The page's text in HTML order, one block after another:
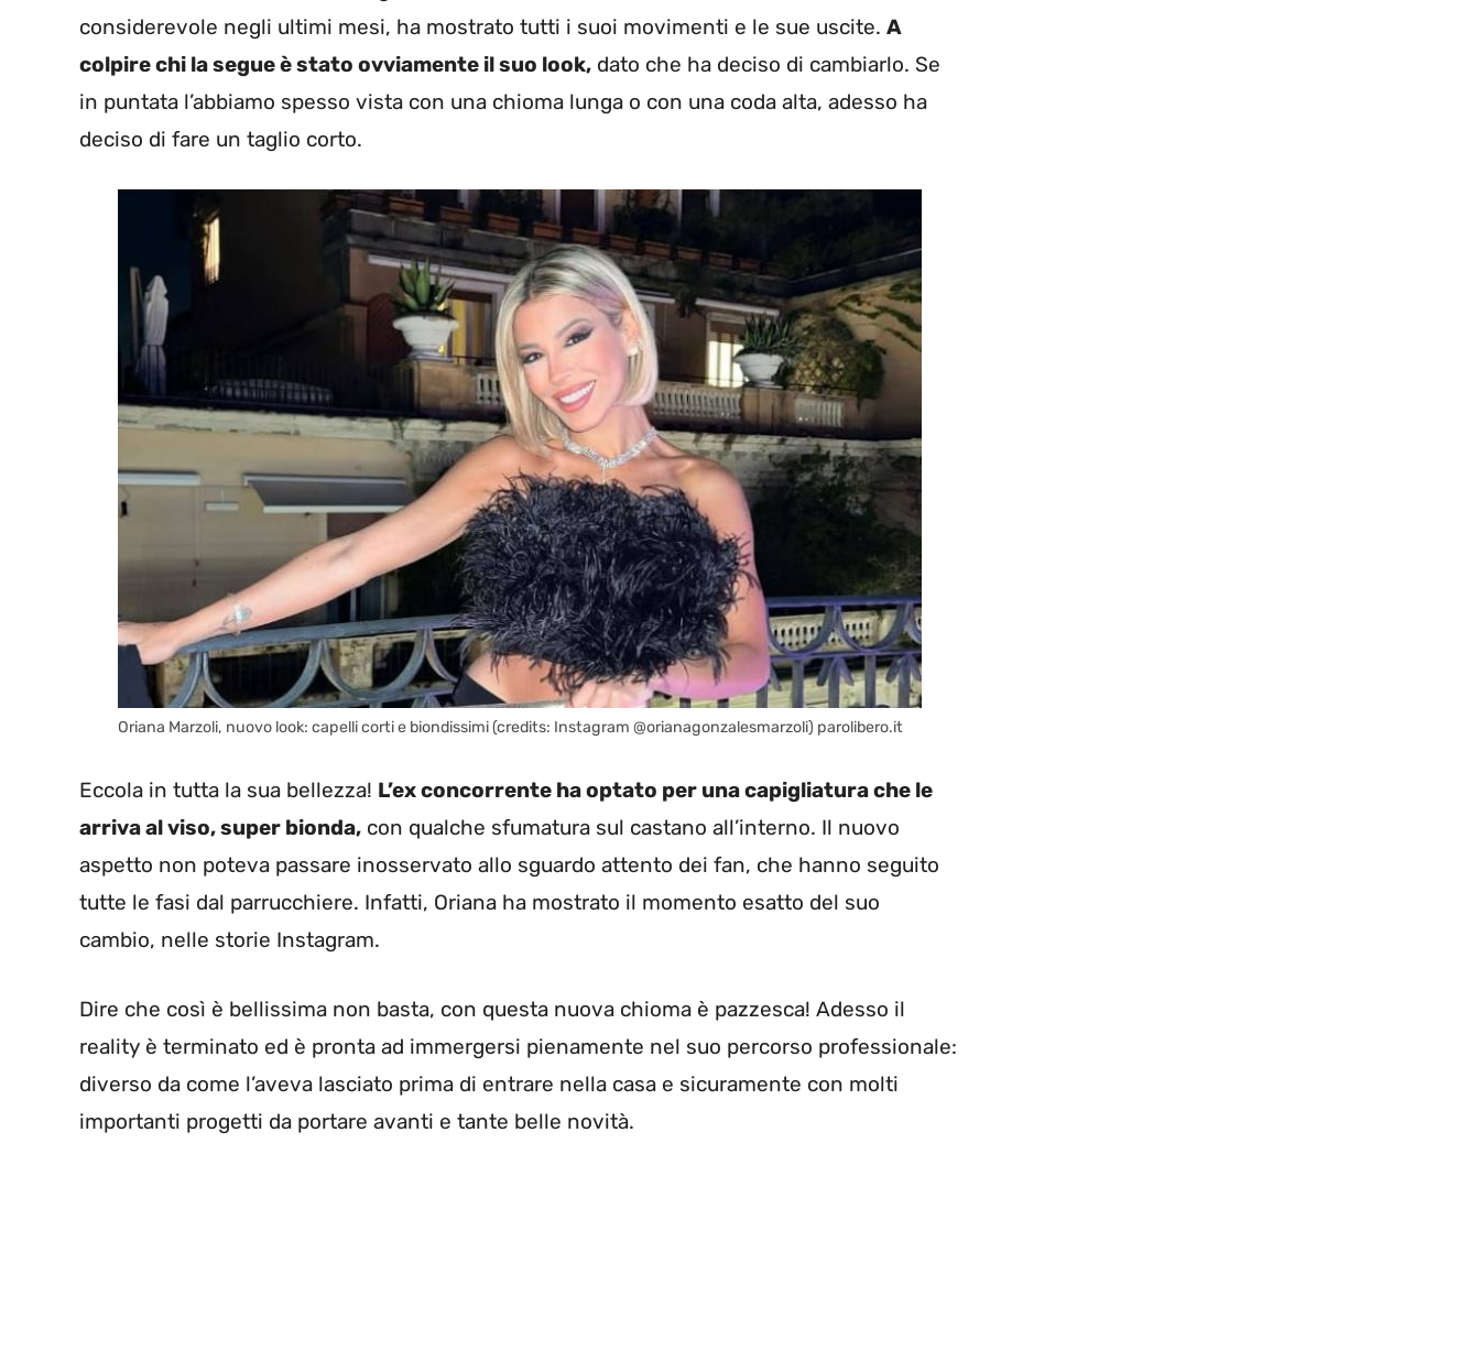
considerevole negli ultimi mesi, ha mostrato tutti i suoi movimenti e le sue uscite. A
colpire chi la segue è stato ovviamente il suo look, dato che ha deciso di cambiarlo. Se
in puntata l’abbiamo spesso vista con una chioma lunga o con una coda alta, adesso ha
deciso di fare un taglio corto.
Oriana Marzoli, nuovo look: capelli corti e biondissimi (credits: Instagram @orianagonzalesmarzoli) parolibero.it
Eccola in tutta la sua bellezza! L’ex concorrente ha optato per una capigliatura che le
arriva al viso, super bionda, con qualche sfumatura sul castano all’interno. Il nuovo
aspetto non poteva passare inosservato allo sguardo attento dei fan, che hanno seguito
tutte le fasi dal parrucchiere. Infatti, Oriana ha mostrato il momento esatto del suo
cambio, nelle storie Instagram.
Dire che così è bellissima non basta, con questa nuova chioma è pazzesca! Adesso il
reality è terminato ed è pronta ad immergersi pienamente nel suo percorso professionale:
diverso da come l’aveva lasciato prima di entrare nella casa e sicuramente con molti
importanti progetti da portare avanti e tante belle novità.